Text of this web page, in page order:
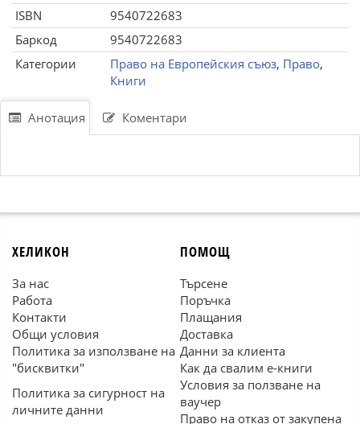
ISBN
9540722683
Баркод
9540722683
Категории
Право на Европейския съюз, Право,
Книги
Анотация Коментари
ХЕЛИКОН
За нас
Работа
Контакти
Общи условия
Политика за използване на
"бисквитки"
Политика за сигурност на
личните данни
ПОМОЩ
Търсене
Поръчка
Плащания
Доставка
Данни за клиента
Как да свалим е-книги
Условия за ползване на
ваучер
Право на отказ от закупена